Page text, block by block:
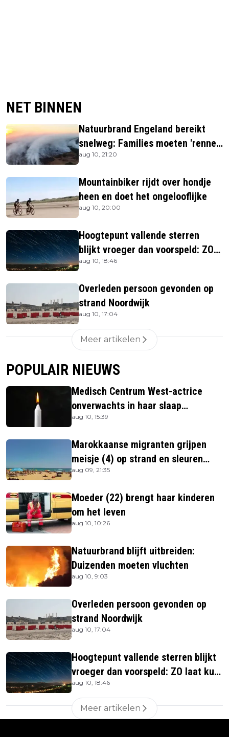
NET BINNEN
Natuurbrand Engeland bereikt
snelweg: Families moeten 'rennen
voor hun leven'
aug 10, 21:20
Mountainbiker rijdt over hondje
heen en doet het ongelooflijke
aug 10, 20:00
Hoogtepunt vallende sterren
blijkt vroeger dan voorspeld: ZO
laat kun je ze zien
aug 10, 18:46
Overleden persoon gevonden op
strand Noordwijk
aug 10, 17:04
Meer artikelen
POPULAIR NIEUWS
Medisch Centrum West-actrice
onverwachts in haar slaap
overleden
aug 10, 15:39
Marokkaanse migranten grijpen
meisje (4) op strand en sleuren
haar in zee
aug 09, 21:35
Moeder (22) brengt haar kinderen
om het leven
aug 10, 10:26
Natuurbrand blijft uitbreiden:
Duizenden moeten vluchten
aug 10, 9:03
Overleden persoon gevonden op
strand Noordwijk
aug 10, 17:04
Hoogtepunt vallende sterren blijkt
vroeger dan voorspeld: ZO laat kun
je ze zien
aug 10, 18:46
Meer artikelen